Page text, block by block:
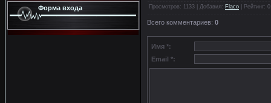
Форма входа Просмотров : 1133 | Добавил: Flaco Рейтинг:
Всего комментариев: 0
Имя *:
Email *: